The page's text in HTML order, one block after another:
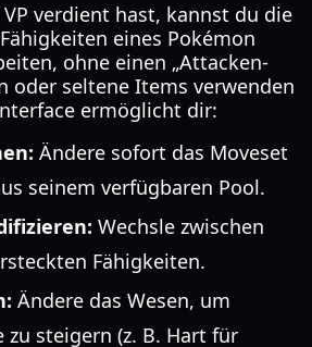
verdient hast, kannst du die
eines Pokémon
ohne einen „Attacken-
oder seltene Items verwenden
ermöglicht dir:
Ändere sofort das Moveset
seinem verfügbaren Pool.
Wechsle zwischen
Fähigkeiten.
Ändere das Wesen, um
steigern (z. B. Hart für